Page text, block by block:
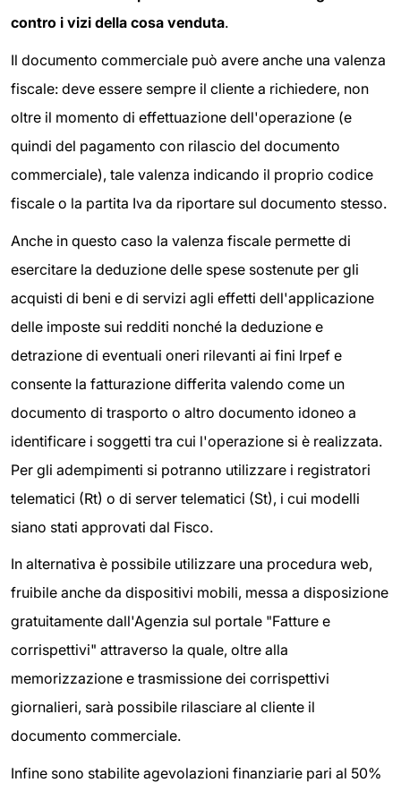
contro i vizi della cosa venduta.
Il documento commerciale può avere anche una valenza
fiscale: deve essere sempre il cliente a richiedere, non
oltre il momento di effettuazione dell'operazione (e
quindi del pagamento con rilascio del documento
commerciale), tale valenza indicando il proprio codice
fiscale o la partita Iva da riportare sul documento stesso.
Anche in questo caso la valenza fiscale permette di
esercitare la deduzione delle spese sostenute per gli
acquisti di beni e di servizi agli effetti dell'applicazione
delle imposte sui redditi nonché la deduzione e
detrazione di eventuali oneri rilevanti ai fini Irpef e
consente la fatturazione differita valendo come un
documento di trasporto o altro documento idoneo a
identificare i soggetti tra cui l'operazione si è realizzata.
Per gli adempimenti si potranno utilizzare i registratori
telematici (Rt) o di server telematici (St), i cui modelli
siano stati approvati dal Fisco.
In alternativa è possibile utilizzare una procedura web,
fruibile anche da dispositivi mobili, messa a disposizione
gratuitamente dall'Agenzia sul portale "Fatture e
corrispettivi" attraverso la quale, oltre alla
memorizzazione e trasmissione dei corrispettivi
giornalieri, sarà possibile rilasciare al cliente il
documento commerciale.
Infine sono stabilite agevolazioni finanziarie pari al 50%